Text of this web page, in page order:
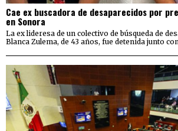
Cae ex buscadora de desaparecidos por
en Sonora
La ex lideresa de un colectivo de búsqueda de
Blanca Zulema, de 43 años, fue detenida junto